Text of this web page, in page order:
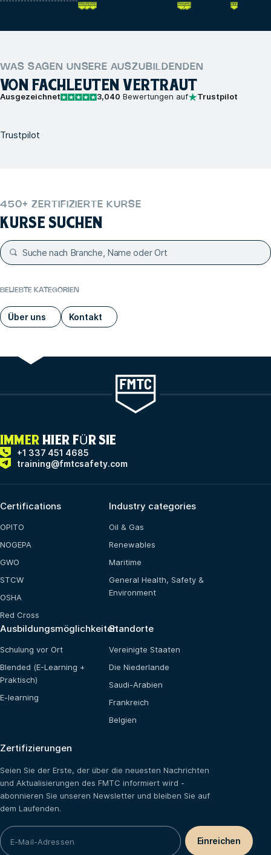
WAS SAGEN UNSERE AUSZUBILDENDEN
VON FACHLEUTEN VERTRAUT
Ausgezeichnet 3,040 Bewertungen auf Trustpilot
Trustpilot
450+ ZERTIFIZIERTE KURSE
KURSE SUCHEN
BELIEBTE KATEGORIEN
Über uns Kontakt
IMMER HIER FÜR SIE
+1 337 451 4685
training@fmtcsafety.com
Certifications
OPITO
NOGEPA
GWO
STCW
OSHA
Red Cross
Industry categories
Oil & Gas
Renewables
Maritime
General Health, Safety &
Environment
Ausbildungsmöglichkeiten
Schulung vor Ort
Blended (E-Learning +
Praktisch)
E-learning
Standorte
Vereinigte Staaten
Die Niederlande
Saudi-Arabien
Frankreich
Belgien
Zertifizierungen
Seien Sie der Erste, der über die neuesten Nachrichten
und Aktualisierungen des FMTC informiert wird -
abonnieren Sie unseren Newsletter und bleiben Sie auf
dem Laufenden.